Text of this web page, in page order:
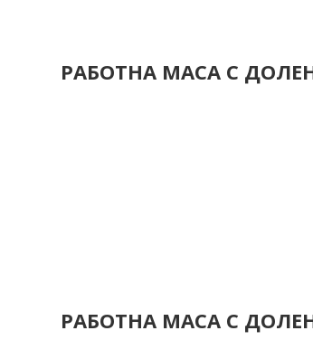
РАБОТНА МАСА С
РАБОТНА МАСА С